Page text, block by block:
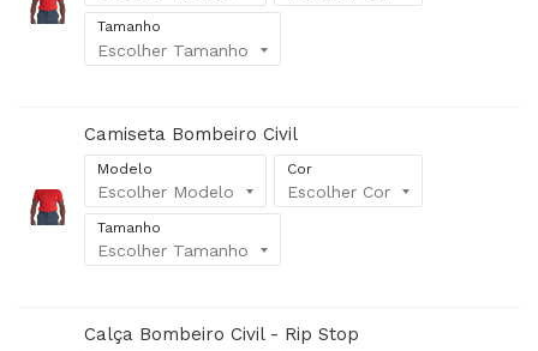
Tamanho
Camiseta Bombeiro Civil
Modelo Cor
Tamanho
Calça Bombeiro Civil - Rip Stop